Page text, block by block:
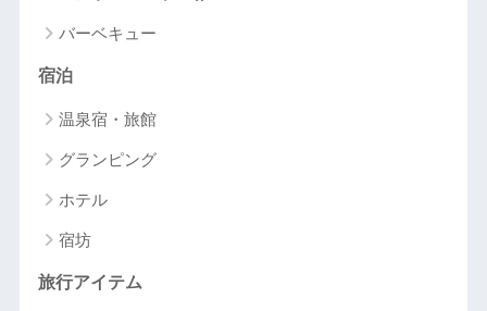
バーベキュー
宿泊
温泉宿・旅館
グランピング
ホテル
宿坊
旅行アイテム